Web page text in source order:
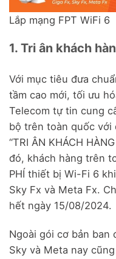
Lắp mạng FPT WiFi 6
1. Tri ân khách
Với mục tiêu đưa
tầm cao mới, tối ưu
Telecom tự tin cung
bộ trên toàn quốc
“TRI ÂN KHÁCH
đó, khách hàng trên
PHÍ thiết bị Wi-Fi 6
Sky Fx và Meta Fx.
hết ngày 15/08/2024.
Ngoài gói cơ bản ban
Sky và Meta nay